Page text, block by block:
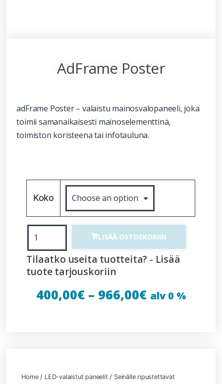
AdFrame Poster
adFrame Poster – valaistu mainosvalopaneeli, joka
toimii samanaikaisesti mainoselementtinä,
toimiston koristeena tai infotauluna.
Koko
LISÄÄ OSTOSKORIIN
Tilaatko useita tuotteita? - Lisää
tuote tarjouskoriin
400,00€– 966,00€ alv 0 %
Home/ LED-valaistut paneelit / Seinälle ripustettavat